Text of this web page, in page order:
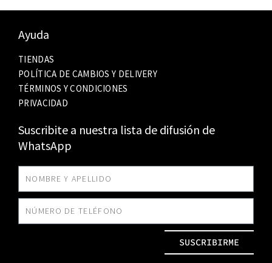
Ayuda
TIENDAS
POLÍTICA DE CAMBIOS Y DELIVERY
TÉRMINOS Y CONDICIONES
PRIVACIDAD
Suscribite a nuestra lista de difusión de
WhatsApp
SUSCRIBIRME